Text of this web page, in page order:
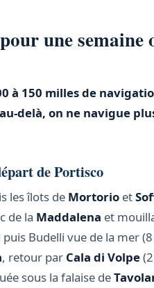
une semaine
à 150 milles de
delà, on ne navigue
de Portisco
les îlots de Mortorio et
de la Maddalena et
puis Budelli vue de la mer (8
, retour par Cala di Volpe
sous la falaise de